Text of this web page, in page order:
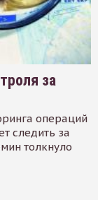
за
операций
следить за
толкнуло